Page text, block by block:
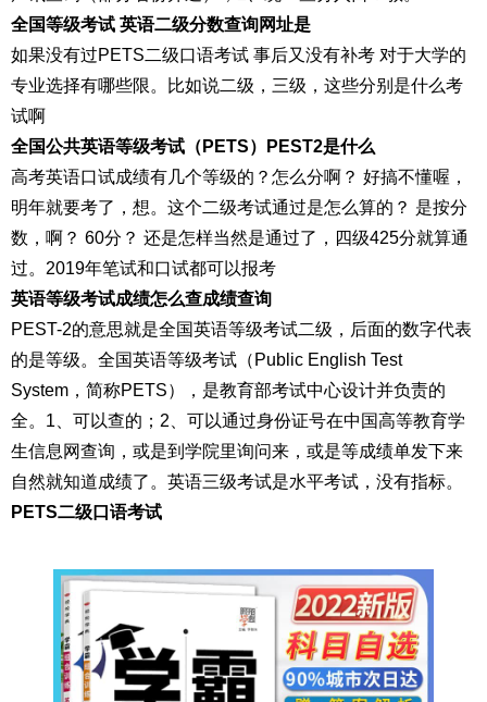
全国等级考试 英语二级分数查询网址是
如果没有过PETS二级口语考试 事后又没有补考 对于大学的
专业选择有哪些限。比如说二级，三级，这些分别是什么考
试啊
全国公共英语等级考试（PETS）PEST2是什么
高考英语口试成绩有几个等级的？怎么分啊？ 好搞不懂喔，
明年就要考了，想。这个二级考试通过是怎么算的？ 是按分
数，啊？ 60分？ 还是怎样当然是通过了，四级425分就算通
过。2019年笔试和口试都可以报考
英语等级考试成绩怎么查成绩查询
PEST-2的意思就是全国英语等级考试二级，后面的数字代表
的是等级。全国英语等级考试（Public English Test
System，简称PETS），是教育部考试中心设计并负责的
全。1、可以查的；2、可以通过身份证号在中国高等教育学
生信息网查询，或是到学院里询问来，或是等成绩单发下来
自然就知道成绩了。英语三级考试是水平考试，没有指标。
PETS二级口语考试